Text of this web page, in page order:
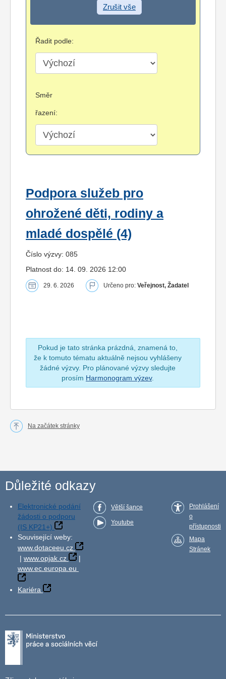
Zrušit vše
Řadit podle:
Směr
řazení:
Podpora služeb pro
ohrožené děti, rodiny a
mladé dospělé (4)
Číslo výzvy: 085
Platnost do: 14. 09. 2026 12:00
29. 6. 2026 Určeno pro: Veřejnost, Žadatel
Pokud je tato stránka prázdná, znamená to,
že k tomuto tématu aktuálně nejsou vyhlášeny
žádné výzvy. Pro plánované výzvy sledujte
prosím Harmonogram výzev.
Na začátek stránky
Důležité odkazy
Elektronické podání
žádosti o podporu
(IS KP21+)
Související weby:
www.dotaceeu.cz
| www.opjak.cz
|
www.ec.europa.eu
Kariéra
Větší šance
Youtube
Prohlášení
o
přístupnosti
Mapa
Stránek